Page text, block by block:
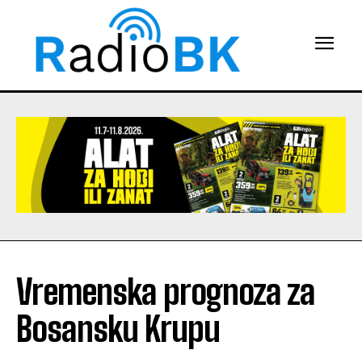
Vremenska prognoza za
Bosansku Krupu